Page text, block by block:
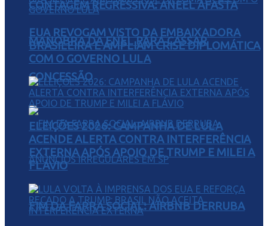
CONTAGEM REGRESSIVA: ANEEL AFASTA
MANOBRA DA ENEL PARA CASSAR
CONCESSÃO
FIM DA FARRA SOCIAL: AIRBNB DERRUBA
EUA REVOGAM VISTO DA EMBAIXADORA
BRASILEIRA E AMPLIAM CRISE DIPLOMÁTICA
COM O GOVERNO LULA
ELEIÇÕES 2026: CAMPANHA DE LULA
ACENDE ALERTA CONTRA INTERFERÊNCIA
EXTERNA APÓS APOIO DE TRUMP E MILEI A
FLÁVIO